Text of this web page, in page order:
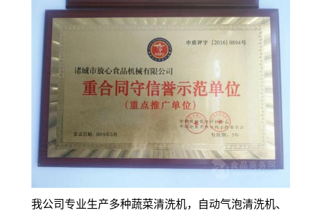
我公司专业生产多种蔬菜清洗机，自动气泡清洗机、